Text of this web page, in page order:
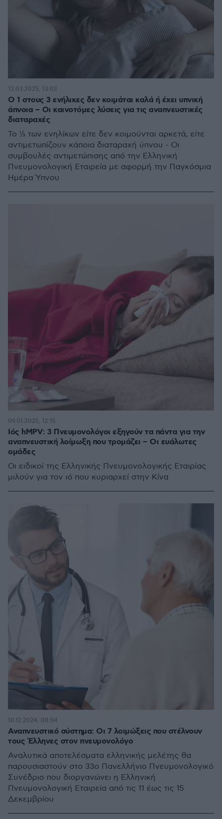
Ο 1 στους 3 ενήλικες δεν κοιμάται καλά ή έχει υπνική
άπνοια – Οι καινοτόμες λύσεις για τις αναπνευστικές
διαταραχές
Το ⅓ των ενηλίκων είτε δεν κοιμούνται αρκετά, είτε
αντιμετωπίζουν κάποια διαταραχή ύπνου - Οι
συμβουλές αντιμετώπισης από την Ελληνική
Πνευμονολογική Εταιρεία με αφορμή την Παγκόσμια
Ημέρα Ύπνου
13.03.2025, 13:03
Ιός hMPV: 3 Πνευμονολόγοι εξηγούν τα πάντα για την
αναπνευστική λοίμωξη που τρομάζει – Οι ευάλωτες
ομάδες
Οι ειδικοί της Ελληνικής Πνευμονολογικής Εταιρίας
μιλούν για τον ιό που κυριαρχεί στην Κίνα
09.01.2025, 12:15
Αναπνευστικό σύστημα: Οι 7 λοιμώξεις που στέλνουν
τους Έλληνες στον πνευμονολόγο
Αναλυτικά αποτελέσματα ελληνικής μελέτης θα
παρουσιαστούν στο 33ο Πανελλήνιο Πνευμονολογικό
Συνέδριο που διοργανώνει η Ελληνική
Πνευμονολογική Εταιρεία από τις 11 έως τις 15
Δεκεμβρίου
10.12.2024, 08:04